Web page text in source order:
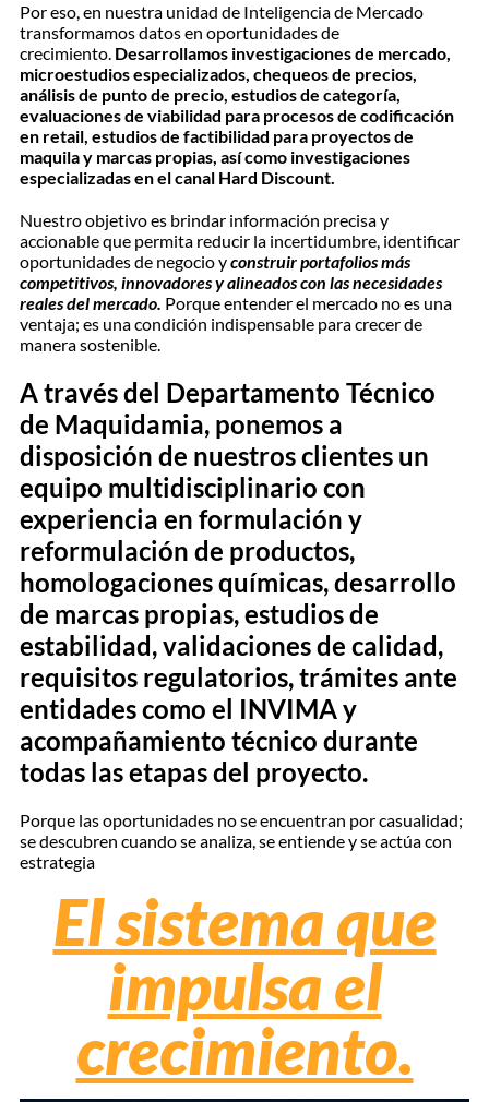
Por eso, en nuestra unidad de Inteligencia de Mercado
transformamos datos en oportunidades de
crecimiento. Desarrollamos investigaciones de mercado,
microestudios especializados, chequeos de precios,
análisis de punto de precio, estudios de categoría,
evaluaciones de viabilidad para procesos de codificación
en retail, estudios de factibilidad para proyectos de
maquila y marcas propias, así como investigaciones
especializadas en el canal Hard Discount.
Nuestro objetivo es brindar información precisa y
accionable que permita reducir la incertidumbre, identificar
oportunidades de negocio yconstruir portafolios más
competitivos, innovadores y alineados con las necesidades
reales del mercado. Porque entender el mercado no es una
ventaja; es una condición indispensable para crecer de
manera sostenible.
A través del Departamento Técnico
de Maquidamia, ponemos a
disposición de nuestros clientes un
equipo multidisciplinario con
experiencia en formulación y
reformulación de productos,
homologaciones químicas, desarrollo
de marcas propias, estudios de
estabilidad, validaciones de calidad,
requisitos regulatorios, trámites ante
entidades como el INVIMA y
acompañamiento técnico durante
todas las etapas del proyecto.
Porque las oportunidades no se encuentran por casualidad;
se descubren cuando se analiza, se entiende y se actúa con
estrategia
El sistema que
impulsa el
crecimiento.